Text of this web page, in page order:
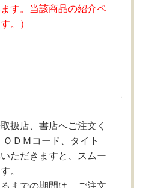
す。当該商品の紹介ペ
。）
扱店、書店へご注文く
ＤＭコード、タイト
ただきますと、スムー
。
までの期間は、ご注文